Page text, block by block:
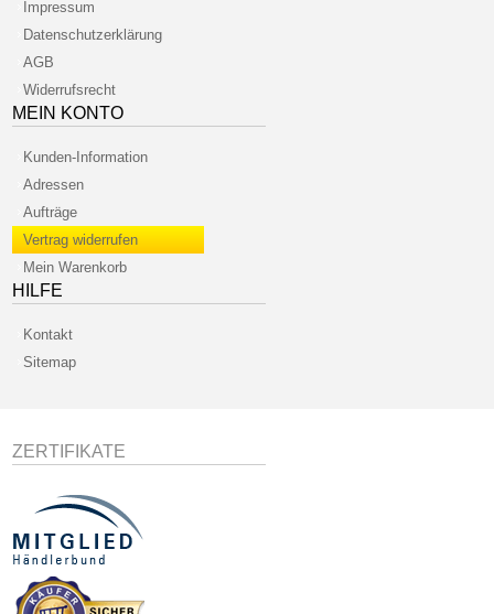
Impressum
Datenschutzerklärung
AGB
Widerrufsrecht
MEIN KONTO
Kunden-Information
Adressen
Aufträge
Vertrag widerrufen
Mein Warenkorb
HILFE
Kontakt
Sitemap
ZERTIFIKATE